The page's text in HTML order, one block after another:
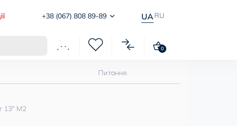
+38 (067) 808 89-89 UA RU
0
13" M2
Питання